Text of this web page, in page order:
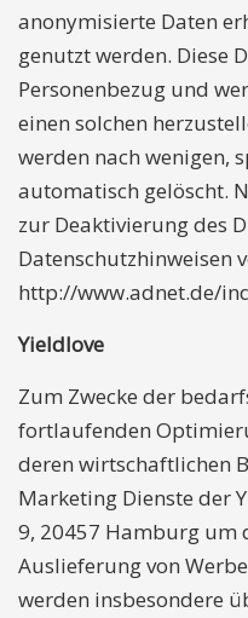
anonymisierte Daten
genutzt werden. Diese
Personenbezug und
einen solchen
werden nach wenigen,
automatisch gelöscht.
zur Deaktivierung des
Datenschutzhinweisen
http://www.adnet.de/
Yieldlove
Zum Zwecke der
fortlaufenden
deren wirtschaftlichen
Marketing Dienste der
9, 20457 Hamburg um
Auslieferung von
werden insbesondere